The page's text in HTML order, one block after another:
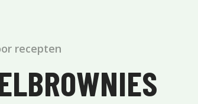
recepten